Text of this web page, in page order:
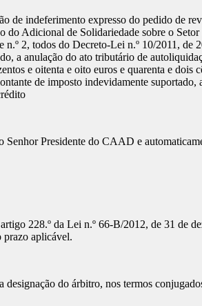
de indeferimento expresso do pedido de
do Adicional de Solidariedade sobre o
n.º 2, todos do Decreto-Lei n.º 10/2011, de
a anulação do ato tributário de
e oitenta e oito euros e quarenta e dois
de imposto indevidamente suportado,
Presidente do CAAD e
228.º da Lei n.º 66-B/2012, de 31 de
aplicável.
do árbitro, nos termos